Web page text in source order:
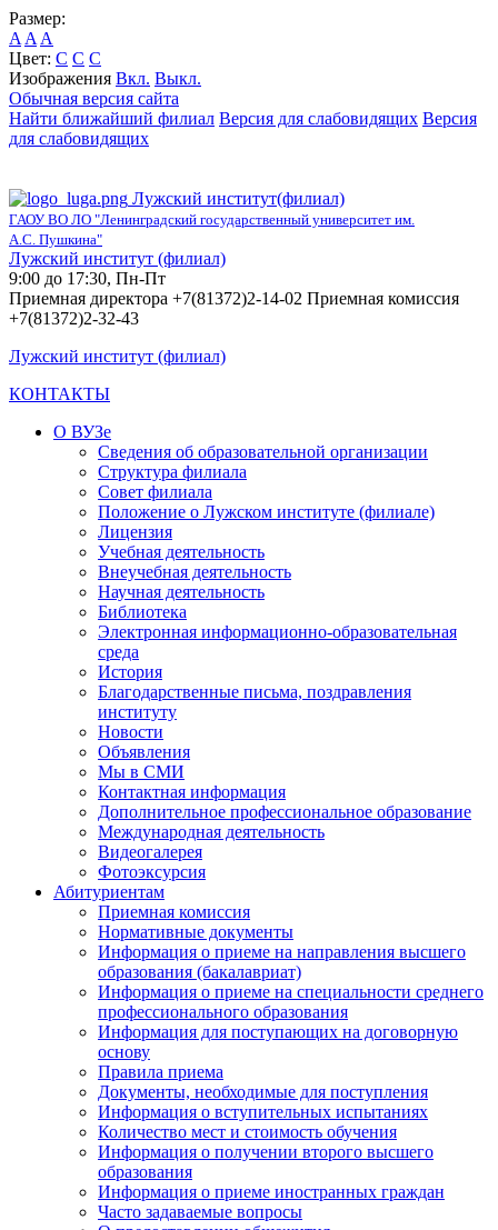
Размер:
A A A
Цвет: C C C
Изображения Вкл. Выкл.
Обычная версия сайта
Найти ближайший филиал Версия для слабовидящих Версия
для слабовидящих
Лужский институт(филиал)
ГАОУ ВО ЛО "Ленинградский государственный университет им.
А.С. Пушкина"
Лужский институт (филиал)
9:00 до 17:30, Пн-Пт
Приемная директора +7(81372)2-14-02 Приемная комиссия
+7(81372)2-32-43
Лужский институт (филиал)
КОНТАКТЫ
О ВУЗе
Сведения об образовательной организации
Структура филиала
Совет филиала
Положение о Лужском институте (филиале)
Лицензия
Учебная деятельность
Внеучебная деятельность
Научная деятельность
Библиотека
Электронная информационно-образовательная
среда
История
Благодарственные письма, поздравления
институту
Новости
Объявления
Мы в СМИ
Контактная информация
Дополнительное профессиональное образование
Международная деятельность
Видеогалерея
Фотоэксурсия
Абитуриентам
Приемная комиссия
Нормативные документы
Информация о приеме на направления высшего
образования (бакалавриат)
Информация о приеме на специальности среднего
профессионального образования
Информация для поступающих на договорную
основу
Правила приема
Документы, необходимые для поступления
Информация о вступительных испытаниях
Количество мест и стоимость обучения
Информация о получении второго высшего
образования
Информация о приеме иностранных граждан
Часто задаваемые вопросы